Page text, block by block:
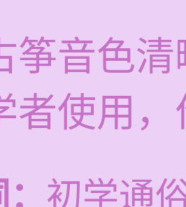
筝音色
者使用
初学通